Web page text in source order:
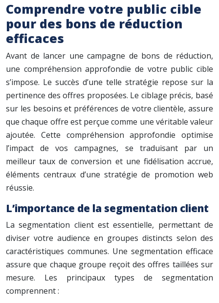
Comprendre votre public cible
pour des bons de réduction
efficaces
Avant de lancer une campagne de bons de réduction,
une compréhension approfondie de votre public cible
s’impose. Le succès d’une telle stratégie repose sur la
pertinence des offres proposées. Le ciblage précis, basé
sur les besoins et préférences de votre clientèle, assure
que chaque offre est perçue comme une véritable valeur
ajoutée. Cette compréhension approfondie optimise
l’impact de vos campagnes, se traduisant par un
meilleur taux de conversion et une fidélisation accrue,
éléments centraux d’une stratégie de promotion web
réussie.
L’importance de la segmentation client
La segmentation client est essentielle, permettant de
diviser votre audience en groupes distincts selon des
caractéristiques communes. Une segmentation efficace
assure que chaque groupe reçoit des offres taillées sur
mesure. Les principaux types de segmentation
comprennent :